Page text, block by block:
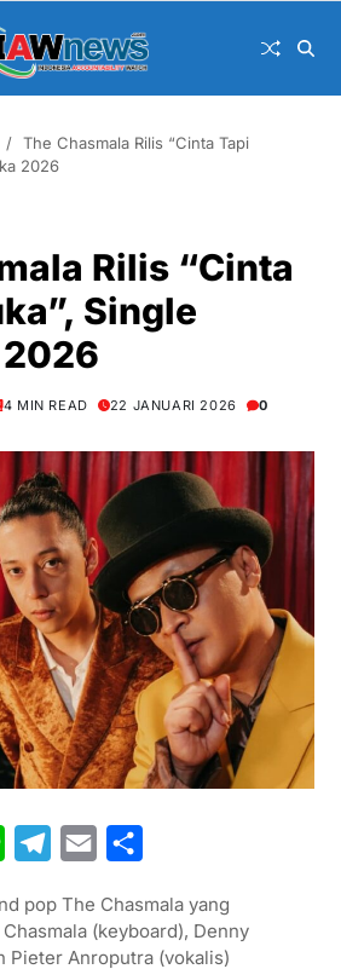
The Chasmala Rilis “Cinta Tapi
2026
Rilis “Cinta
Single
4 MIN READ 22 JANUARI 2026 0
n
e
l
e
a
i
a
r
pop The Chasmala yang
(keyboard), Denny
Pieter Anroputra (vokalis)